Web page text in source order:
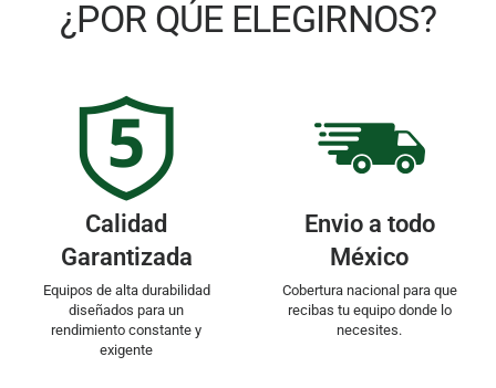
¿POR QÚE ELEGIRNOS?
Calidad
Garantizada
Equipos de alta durabilidad
diseñados para un
rendimiento constante y
exigente
Envio a todo
México
Cobertura nacional para que
recibas tu equipo donde lo
necesites.